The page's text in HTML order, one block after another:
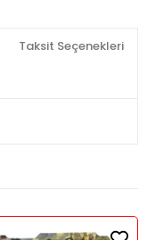
Taksit Seçenekleri